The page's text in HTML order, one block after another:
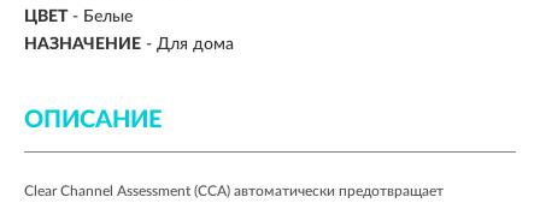
ЦВЕТ - Белые
НАЗНАЧЕНИЕ - Для дома
ОПИСАНИЕ
Clear Channel Assessment (CCA) автоматически предотвращает